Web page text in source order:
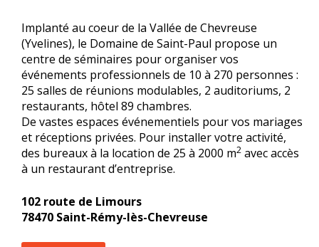
Implanté au coeur de la Vallée de Chevreuse
(Yvelines), le Domaine de Saint-Paul propose un
centre de séminaires pour organiser vos
événements professionnels de 10 à 270 personnes :
25 salles de réunions modulables, 2 auditoriums, 2
restaurants, hôtel 89 chambres.
De vastes espaces événementiels pour vos mariages
et réceptions privées. Pour installer votre activité,
des bureaux à la location de 25 à 2000 m2 avec accès
à un restaurant d’entreprise.
102 route de Limours
78470 Saint-Rémy-lès-Chevreuse